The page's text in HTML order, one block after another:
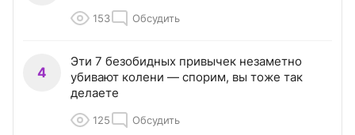
153 Обсудить
4
Эти 7 безобидных привычек незаметно
убивают колени — спорим, вы тоже так
делаете
125 Обсудить